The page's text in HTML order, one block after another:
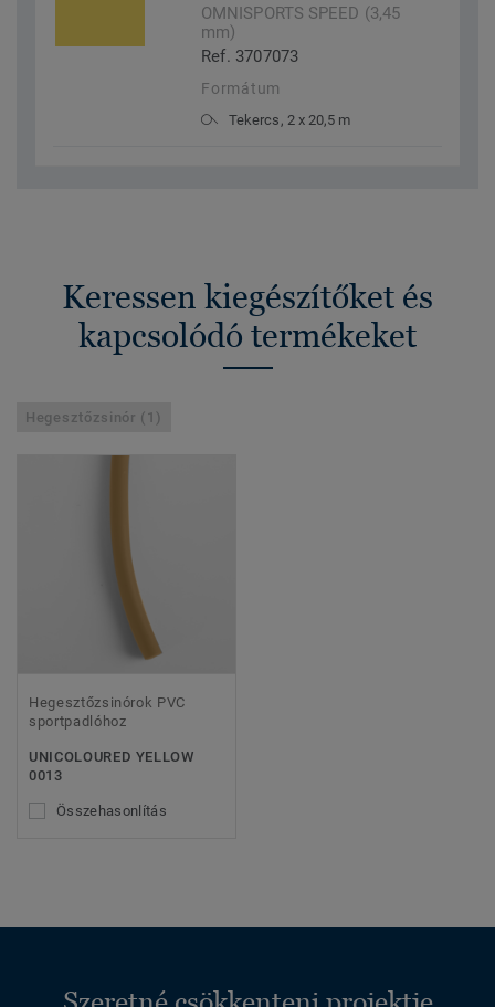
OMNISPORTS SPEED (3,45
mm)
Ref. 3707073
Formátum
Tekercs, 2 x 20,5 m
Keressen kiegészítőket és
kapcsolódó termékeket
Hegesztőzsinór (1)
Hegesztőzsinórok PVC
sportpadlóhoz
UNICOLOURED YELLOW
0013
Összehasonlítás